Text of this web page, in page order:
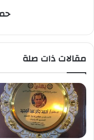
مقالات ذات صلة